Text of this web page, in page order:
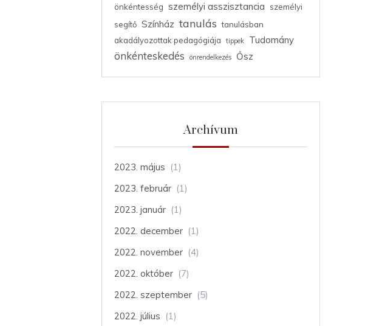
önkéntesség személyi asszisztancia
személyi
segítő Színház tanulás tanulásban
akadályozottak pedagógiája
tippek Tudomány
önkénteskedés önrendelkezés Ősz
Archívum
2023. május (1)
2023. február (1)
2023. január (1)
2022. december (1)
2022. november (4)
2022. október (7)
2022. szeptember (5)
2022. július (1)